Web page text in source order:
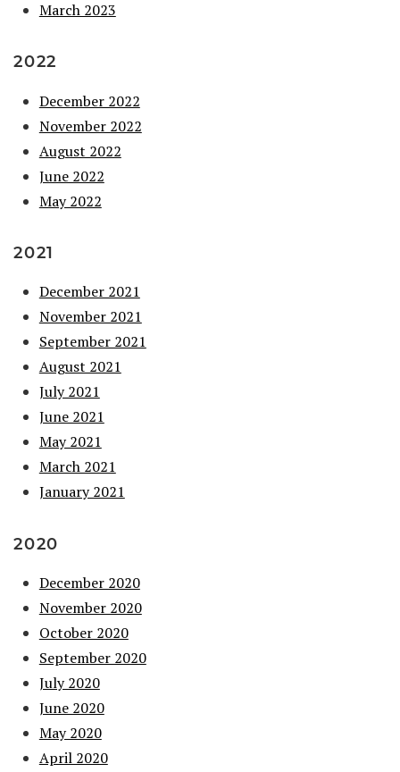
March 2023
2022
December 2022
November 2022
August 2022
June 2022
May 2022
2021
December 2021
November 2021
September 2021
August 2021
July 2021
June 2021
May 2021
March 2021
January 2021
2020
December 2020
November 2020
October 2020
September 2020
July 2020
June 2020
May 2020
April 2020